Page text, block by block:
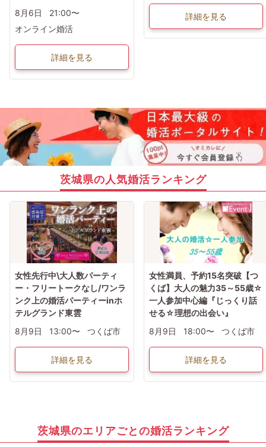
8月6日
21:00〜
オンライン婚活
詳細を見る
詳細を見る
茨城県の人気婚活ランキング
女性先行中\大人数パーティ
ー・フリートークなし/ワンラ
ンク上の婚活パーティーinホ
テルグランド東雲
8月9日
13:00〜 つくば市
詳細を見る
女性満員、予約15名突破【つ
くば】大人の魅力35～55歳☆
一人参加中心編『じっくり話
せる☆理想の出会い』
8月9日
18:00〜 つくば市
詳細を見る
茨城県のエリアごとの婚活ランキング